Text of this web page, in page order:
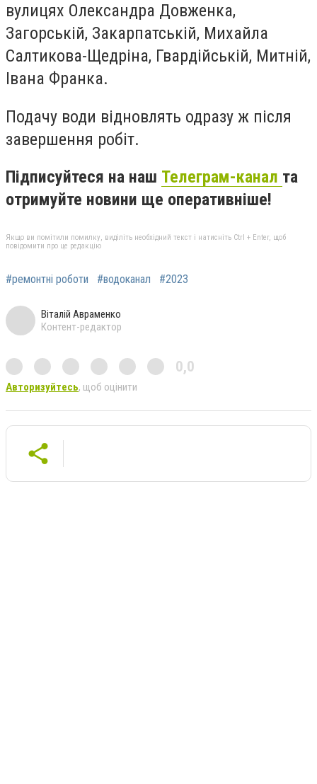
вулицях Олександра Довженка,
Загорській, Закарпатській, Михайла
Салтикова-Щедріна, Гвардійській, Митній,
Івана Франка.
Подачу води відновлять одразу ж після
завершення робіт.
Підписуйтеся на наш Телеграм-канал та
отримуйте новини ще оперативніше!
Якщо ви помітили помилку, виділіть необхідний текст і натисніть Ctrl + Enter, щоб
повідомити про це редакцію
#ремонтні роботи #водоканал #2023
Віталій Авраменко
Контент-редактор
0,0
Авторизуйтесь, щоб оцінити